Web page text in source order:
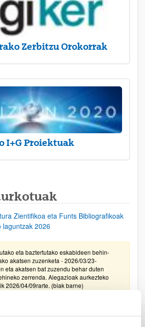
Zerbitzu Orokorrak
I+G Proiektuak
Zientifikoa eta Funts Bibliografikoak
laguntzak 2026
eta baztertutako eskabideen behin-
akatsen zuzenketa - 2026/03/23-
eta akatsen bat zuzendu behar duten
zerrenda. Alegazioak aurkezteko
2026/04/09rarte. (biak barne)
eta Berrikuntza arloetako kultura
deialdia (FECYT) 2026